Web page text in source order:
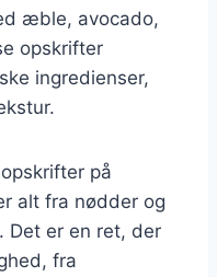
æble, avocado,
opskrifter
ingredienser,
på
alt fra nødder og
Det er en ret, der
fra